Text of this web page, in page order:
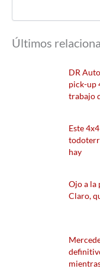
Últimos
DR
pick-up
trabajo
Este
hay
Ojo a la
Claro,